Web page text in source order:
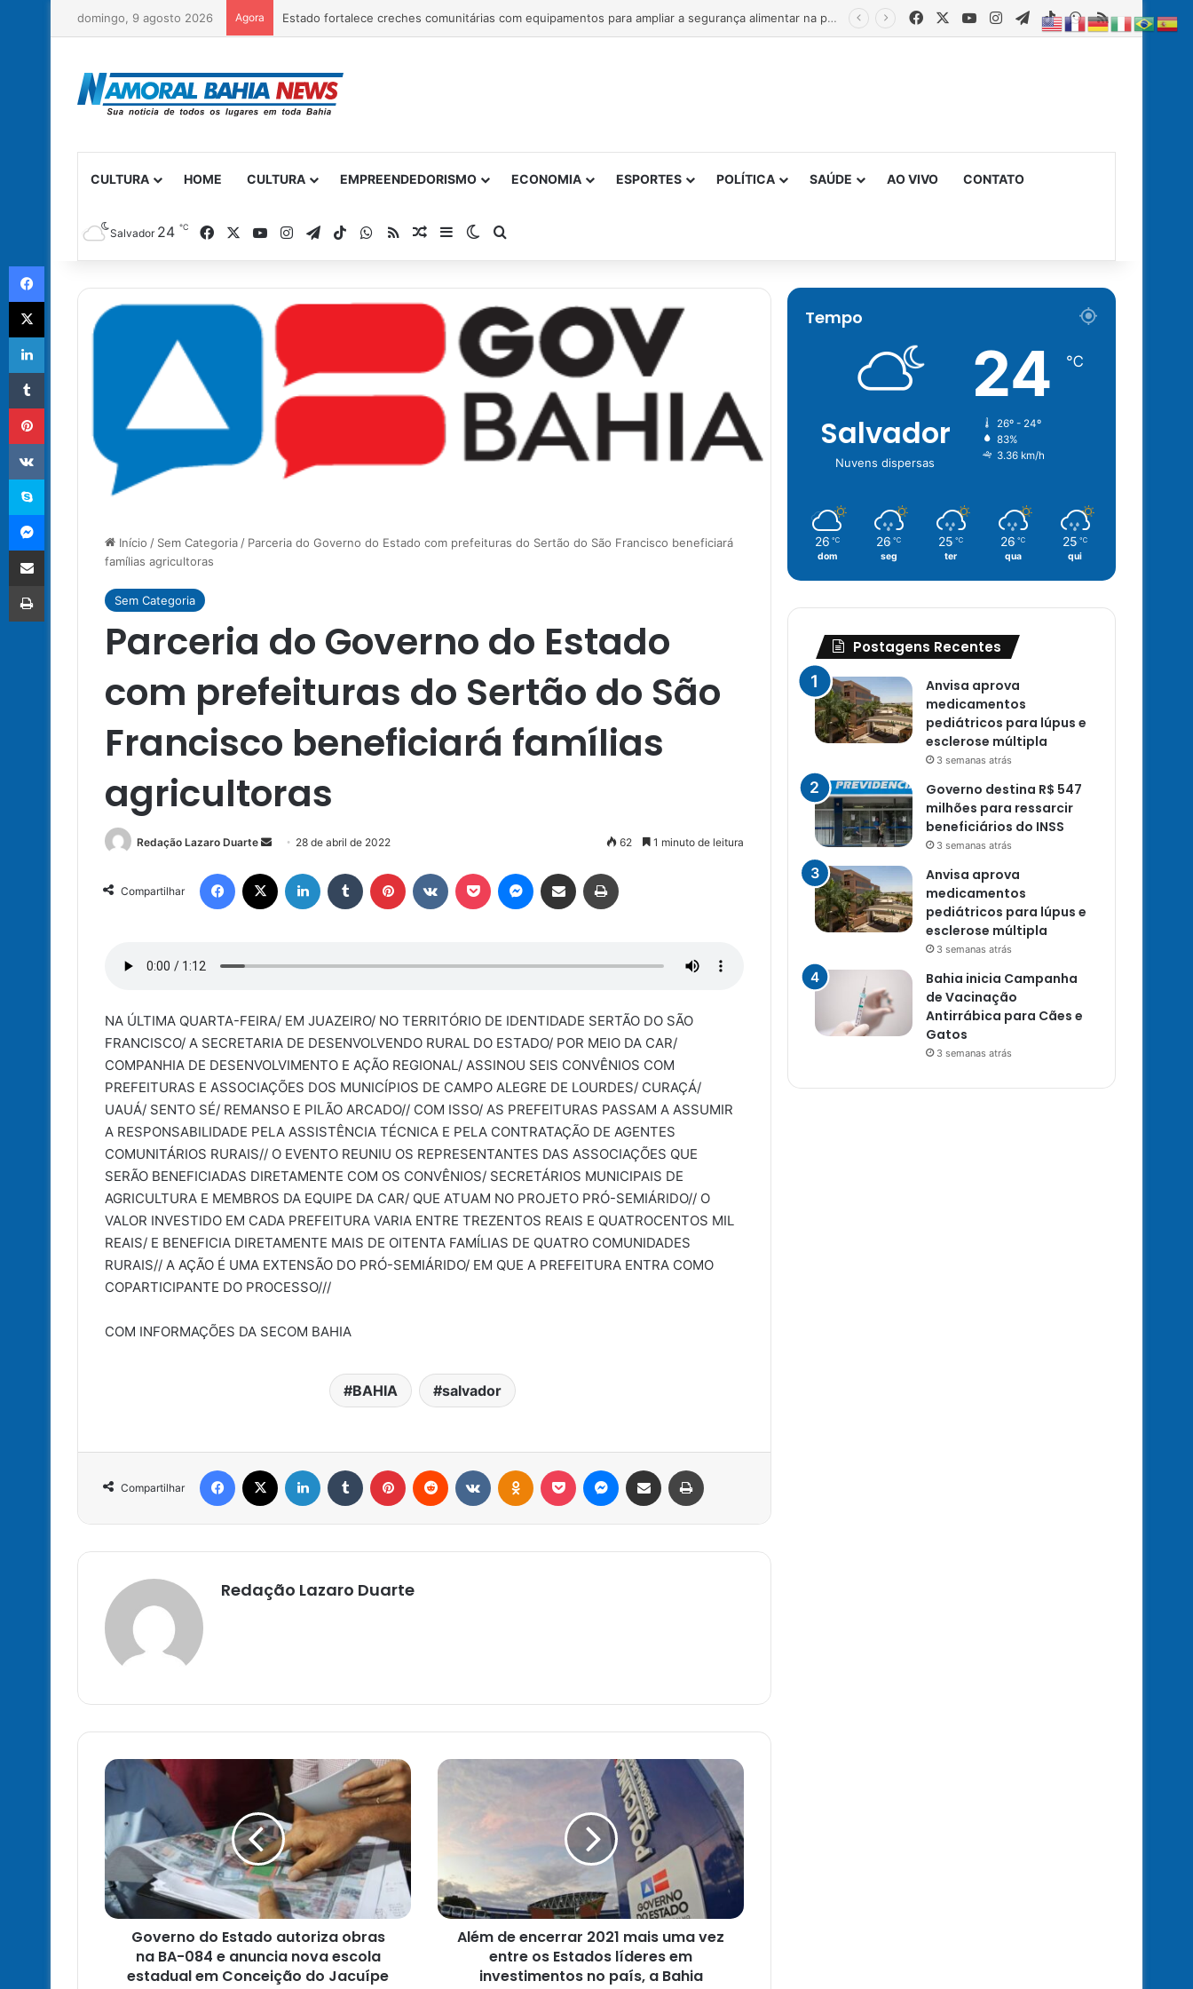
domingo, 9 agosto 2026 Agora Estado fortalece creches comunitárias com equipamentos para ampliar a segurança alimentar na primeira infância FacebookYouTubeInstagram
Telegram
TikTokWhatsApp
RSS
CULTURA HOME CULTURA EMPREENDEDORISMO ECONOMIA ESPORTES POLÍTICA SAÚDE AO VIVO CONTATO
Salvador 24 ℃ FacebookYouTubeInstagram
TelegramTikTokWhatsApp
RSSArtigo Aleatório
Barra Lateral
Switch skin
Procurar por
Início / Sem Categoria / Parceria do Governo do Estado com prefeituras do Sertão do São Francisco beneficiará
famílias agricultoras
Sem Categoria
Parceria do Governo do Estado
com prefeituras do Sertão do São
Francisco beneficiará famílias
agricultoras
Redação Lazaro Duarte
Mande
e-
mail
28 de abril de 2022 62 1 minuto de leitura
Compartilhar
Facebook Linkedin Tumblr Pinterest Pocket Messenger
Compartilhar via e-mail
NA ÚLTIMA QUARTA-FEIRA/ EM JUAZEIRO/ NO TERRITÓRIO DE IDENTIDADE SERTÃO DO SÃO
FRANCISCO/ A SECRETARIA DE DESENVOLVENDO RURAL DO ESTADO/ POR MEIO DA CAR/
COMPANHIA DE DESENVOLVIMENTO E AÇÃO REGIONAL/ ASSINOU SEIS CONVÊNIOS COM
PREFEITURAS E ASSOCIAÇÕES DOS MUNICÍPIOS DE CAMPO ALEGRE DE LOURDES/ CURAÇÁ/
UAUÁ/ SENTO SÉ/ REMANSO E PILÃO ARCADO// COM ISSO/ AS PREFEITURAS PASSAM A ASSUMIR
A RESPONSABILIDADE PELA ASSISTÊNCIA TÉCNICA E PELA CONTRATAÇÃO DE AGENTES
COMUNITÁRIOS RURAIS// O EVENTO REUNIU OS REPRESENTANTES DAS ASSOCIAÇÕES QUE
SERÃO BENEFICIADAS DIRETAMENTE COM OS CONVÊNIOS/ SECRETÁRIOS MUNICIPAIS DE
AGRICULTURA E MEMBROS DA EQUIPE DA CAR/ QUE ATUAM NO PROJETO PRÓ-SEMIÁRIDO// O
VALOR INVESTIDO EM CADA PREFEITURA VARIA ENTRE TREZENTOS REAIS E QUATROCENTOS MIL
REAIS/ E BENEFICIA DIRETAMENTE MAIS DE OITENTA FAMÍLIAS DE QUATRO COMUNIDADES
RURAIS// A AÇÃO É UMA EXTENSÃO DO PRÓ-SEMIÁRIDO/ EM QUE A PREFEITURA ENTRA COMO
COPARTICIPANTE DO PROCESSO///
COM INFORMAÇÕES DA SECOM BAHIA
BAHIA salvador
Compartilhar
Facebook Linkedin Tumblr Pinterest Reddit Pocket Messenger
Compartilhar via e-mail
Redação Lazaro Duarte
Governo
do
autoriza
obras
na
BA-
084
e
anuncia
escola
Governo do Estado autoriza obras
na BA-084 e anuncia nova escola
estadual em Conceição do Jacuípe
Além
vez
entre
os
Estados
Além de encerrar 2021 mais uma vez
entre os Estados líderes em
investimentos no país, a Bahia
Tempo
Salvador
Nuvens dispersas
24 ℃
26º - 24º
83%
3.36 km/h
26 ℃
dom
26 ℃
seg
25 ℃
ter
26 ℃
qua
25 ℃
qui
Postagens Recentes
Anvisa aprova
medicamentos
pediátricos para lúpus e
esclerose múltipla
3 semanas atrás
Governo destina R$ 547
milhões para ressarcir
beneficiários do INSS
3 semanas atrás
Anvisa aprova
medicamentos
pediátricos para lúpus e
esclerose múltipla
3 semanas atrás
Bahia inicia Campanha
de Vacinação
Antirrábica para Cães e
Gatos
3 semanas atrás
Facebook
X
Linkedin
Tumblr
Pinterest
VK
Skype
Messenger
Compartilhar via e-mail